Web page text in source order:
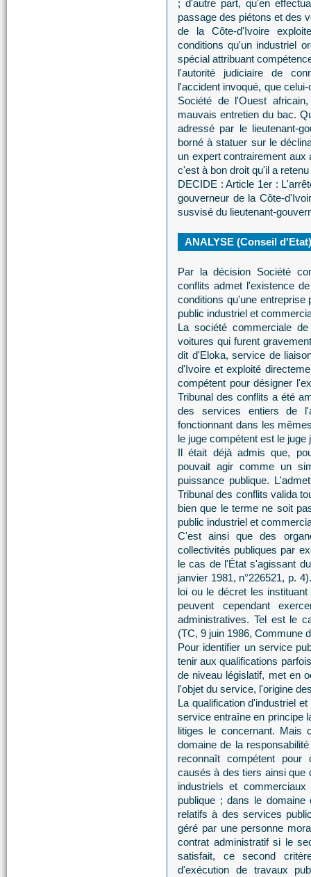
; d'autre part, qu'en
passage des piétons et des
de la Côte-d'Ivoire
conditions qu'un industriel
spécial attribuant
l'autorité judiciaire de
l'accident invoqué, que
Société de l'Ouest
mauvais entretien du bac.
adressé par le lieutenant-
borné à statuer sur le
un expert contrairement aux
c'est à bon droit qu'il a
DECIDE : Article 1er :
gouverneur de la Côte-
susvisé du lieutenant-
ANALYSE (Conseil d'Etat)
Par la décision Société
conflits admet l'existence
conditions qu'une
public industriel et
La société commerciale
voitures qui furent
dit d'Eloka, service de
d'Ivoire et exploité
compétent pour désigner
Tribunal des conflits a été
des services entiers de
fonctionnant dans les
le juge compétent est le juge
Il était déjà admis que,
pouvait agir comme un
puissance publique.
Tribunal des conflits valida
bien que le terme ne soit
public industriel et
C'est ainsi que des
collectivités publiques par
le cas de l'État s'agissant
janvier 1981, n°226521, p.
loi ou le décret les
peuvent cependant
administratives. Tel est le
(TC, 9 juin 1986, Commune
Pour identifier un service
tenir aux qualifications
de niveau législatif, met en
l'objet du service, l'origine
La qualification d'industriel
service entraîne en principe
litiges le concernant. Mais
domaine de la
reconnaît compétent
causés à des tiers ainsi
industriels et
publique ; dans le
relatifs à des services
géré par une personne
contrat administratif si le
satisfait, ce second
d'exécution de travaux